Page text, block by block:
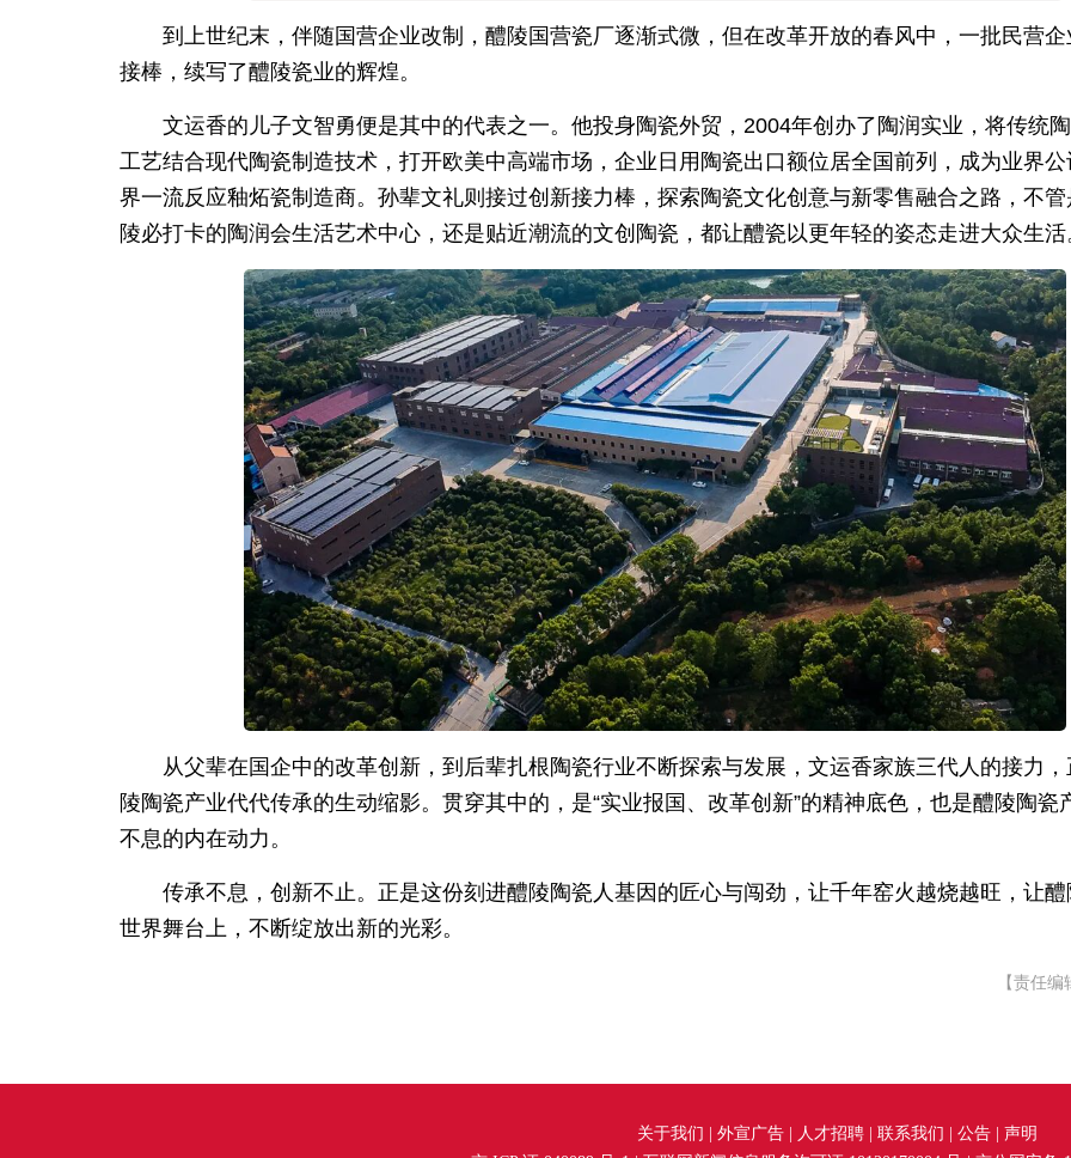
到上世纪末，伴随国营企业改制，醴陵国营瓷厂逐渐式微，但在改革开放的春风中，一批民营
接棒，续写了醴陵瓷业的辉煌。
文运香的儿子文智勇便是其中的代表之一。他投身陶瓷外贸，2004年创办了陶润实业，将传统
工艺结合现代陶瓷制造技术，打开欧美中高端市场，企业日用陶瓷出口额位居全国前列，成为业界
界一流反应釉炻瓷制造商。孙辈文礼则接过创新接力棒，探索陶瓷文化创意与新零售融合之路，不
陵必打卡的陶润会生活艺术中心，还是贴近潮流的文创陶瓷，都让醴瓷以更年轻的姿态走进大众生活
从父辈在国企中的改革创新，到后辈扎根陶瓷行业不断探索与发展，文运香家族三代人的接力
陵陶瓷产业代代传承的生动缩影。贯穿其中的，是“实业报国、改革创新”的精神底色，也是醴陵陶瓷
不息的内在动力。
传承不息，创新不止。正是这份刻进醴陵陶瓷人基因的匠心与闯劲，让千年窑火越烧越旺，让
世界舞台上，不断绽放出新的光彩。
【责任